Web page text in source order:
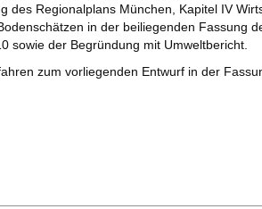
des Regionalplans München, Kapitel IV
in der beiliegenden Fassung
sowie der Begründung mit Umweltbericht.
zum vorliegenden Entwurf in der